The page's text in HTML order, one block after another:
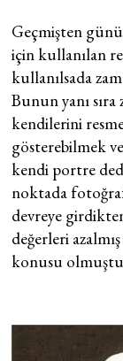
Geçmişten
için kullanılan
kullanılsada
Bunun yanı sıra
kendilerini
gösterebilmek
kendi portre
noktada
devreye
değerleri
konusu